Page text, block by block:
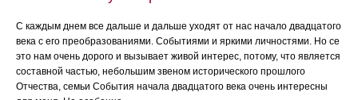
С каждым днем все дальше и дальше уходят от нас начало двадцатого
века с его преобразованиями. Событиями и яркими личностями. Но се
это нам очень дорого и вызывает живой интерес, потому, что является
составной частью, небольшим звеном исторического прошлого
Отчества, семьи События начала двадцатого века очень интересны